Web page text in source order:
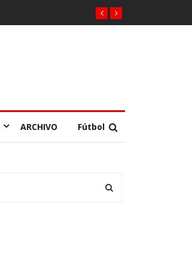
ARCHIVO Fútbol